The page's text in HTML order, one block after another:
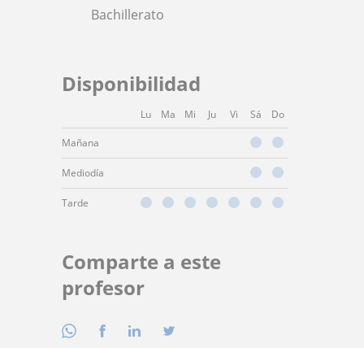
Bachillerato
Disponibilidad
Lu Ma Mi Ju Vi Sá Do
Mañana
Mediodía
Tarde
Comparte a este
profesor